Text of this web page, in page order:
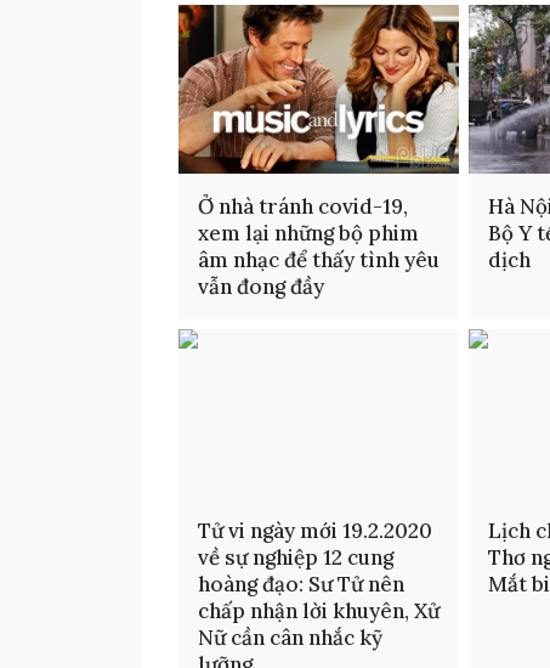
Ở nhà tránh covid-19,
xem lại những bộ phim
âm nhạc để thấy tình yêu
vẫn đong đầy
Hà
Bộ Y
dịch
Tử vi ngày mới 19.2.2020
về sự nghiệp 12 cung
hoàng đạo: Sư Tử nên
chấp nhận lời khuyên, Xử
Nữ cần cân nhắc kỹ
Lịch
Thơ
Mắt